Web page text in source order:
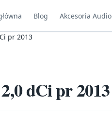
Blog Akcesoria Audio
pr 2013
dCi pr 2013